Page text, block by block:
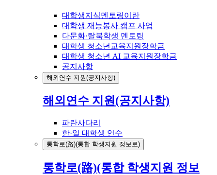
대학생지식멘토링이란
대학생 재능봉사 캠프 사업
다문화·탈북학생 멘토링
대학생 청소년교육지원장학금
대학생 청소년 AI 교육지원장학금
공지사항
해외연수 지원(공지사항)
해외연수 지원(공지사항)
파란사다리
한·일 대학생 연수
통학로(路)(통합 학생지원 정보로)
통학로(路)(통합 학생지원 정보